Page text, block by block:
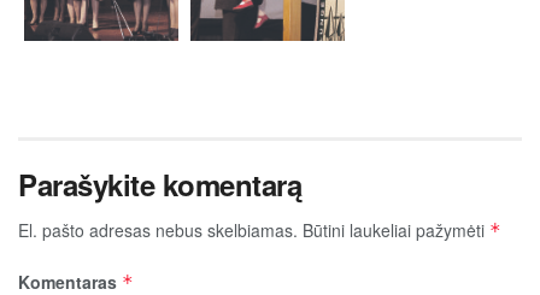
Parašykite komentarą
El. pašto adresas nebus skelbiamas. Būtini laukeliai pažymėti *
Komentaras *